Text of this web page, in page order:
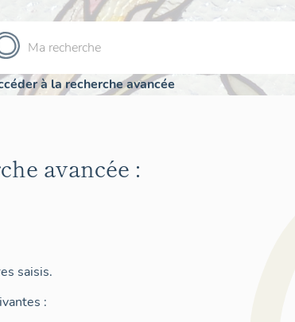
à la recherche avancée
avancée :
saisis.
: